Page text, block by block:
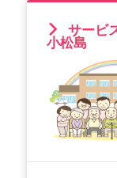
サービ
小松島